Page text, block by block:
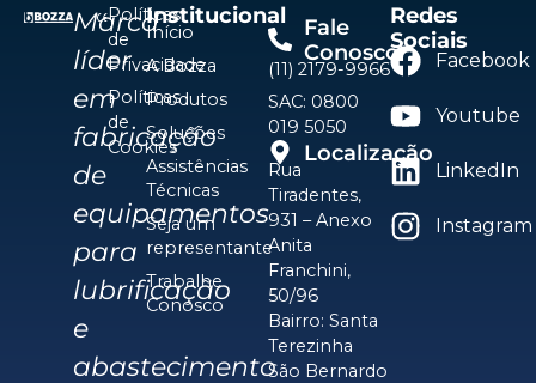
Marca
líder
em
fabricação
de
equipamentos
para
lubrificação
e
abastecimento
Políticas
de
Privacidade
Políticas
de
Cookies
Institucional
Início
A Bozza
Produtos
Soluções
Assistências
Técnicas
Seja um
representante
Trabalhe
Conosco
Localização
Rua
Tiradentes,
931 – Anexo
Anita
Franchini,
50/96
Bairro: Santa
Terezinha
São Bernardo
Fale
Conosco
(11) 2179-9966
SAC: 0800
019 5050
Redes
Sociais
Facebook
Youtube
LinkedIn
Instagram